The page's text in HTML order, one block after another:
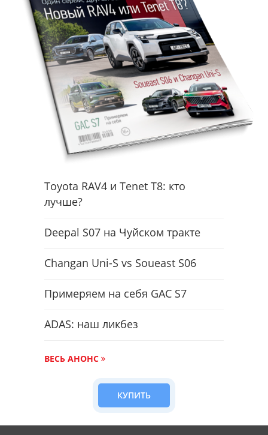
Toyota RAV4 и Tenet T8: кто
лучше?
Deepal S07 на Чуйском тракте
Changan Uni-S vs Soueast S06
Примеряем на себя GAC S7
ADAS: наш ликбез
ВЕСЬ АНОНС
КУПИТЬ